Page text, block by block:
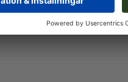
Affischer ensidig B2